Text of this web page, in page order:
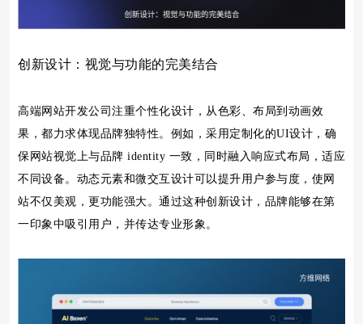
创新设计：视觉与功能的完美结合
高端网站开发公司注重个性化设计，从色彩、布局到动画效
果，都力求体现品牌独特性。例如，采用定制化的UI设计，确
保网站视觉上与品牌 identity 一致，同时融入响应式布局，适应
不同设备。动态元素和微交互设计可以提升用户参与度，使网
站不仅美观，更功能强大。通过这种创新设计，品牌能够在第
一印象中吸引用户，并传达专业形象。